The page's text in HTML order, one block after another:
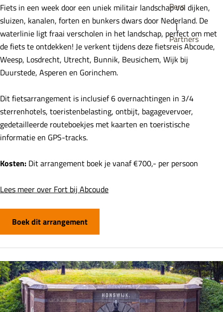
Pers
|
Partners
Fiets in een week door een uniek militair landschap vol dijken,
sluizen, kanalen, forten en bunkers dwars door Nederland. De
waterlinie ligt fraai verscholen in het landschap, perfect om met
de fiets te ontdekken! Je verkent tijdens deze fietsreis Abcoude,
Weesp, Losdrecht, Utrecht, Bunnik, Beusichem, Wijk bij
Duurstede, Asperen en Gorinchem.
Dit fietsarrangement is inclusief 6 overnachtingen in 3/4
sterrenhotels, toeristenbelasting, ontbijt, bagagevervoer,
gedetailleerde routeboekjes met kaarten en toeristische
informatie en GPS-tracks.
Kosten: Dit arrangement boek je vanaf €700,- per persoon
Lees meer over Fort bij Abcoude
Boek dit arrangement